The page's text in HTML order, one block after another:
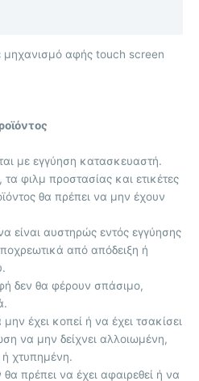
μηχανισμό αφής touch screen
με εγγύηση κατασκευαστή.
τα φιλμ προστασίας και ετικέτες
θα πρέπει να μην έχουν
είναι αυστηρώς εντός εγγύησης
από απόδειξη ή
δεν θα φέρουν σπάσιμο,
έχει κοπεί ή να έχει τσακίσει
να μην δείχνει αλλοιωμένη,
ή χτυπημένη.
πρέπει να έχει αφαιρεθεί ή να